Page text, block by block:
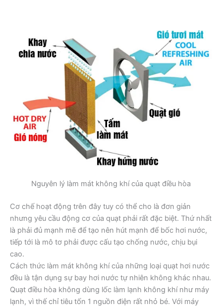
Nguyên lý làm mát không khí của quạt điều hòa
Cơ chế hoạt động trên đây tuy có thể cho là đơn giản
nhưng yêu cầu động cơ của quạt phải rất đặc biệt. Thứ nhất
là phải đủ mạnh mẽ để tạo nên hút mạnh để bốc hơi nước,
tiếp tới là mô tơ phải được cấu tạo chống nước, chịu bụi
cao.
Cách thức làm mát không khí của những loại quạt hơi nước
đều là tận dụng sự bay hơi nước tự nhiên không khác nhau.
Quạt điều hòa không dùng lốc làm lạnh không khí như máy
lạnh, vì thế chỉ tiêu tốn 1 nguồn điện rất nhỏ bé. Với máy